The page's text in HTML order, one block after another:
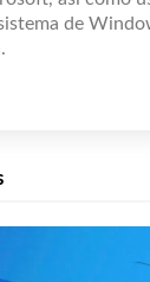
de